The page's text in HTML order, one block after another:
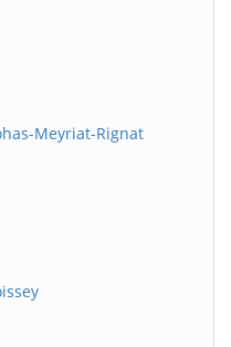
Meyriat-Rignat